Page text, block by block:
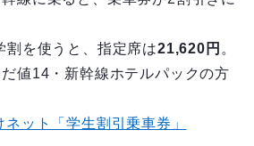
割を使うと、指定席は21,620円 。
値14・新幹線ホテルパックの方
ット「学生割引乗車券」